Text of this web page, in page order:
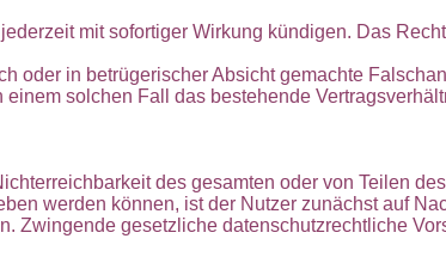
mit sofortiger Wirkung kündigen. Das
oder in betrügerischer Absicht gemachte
solchen Fall das bestehende
des gesamten oder von Teilen
werden können, ist der Nutzer zunächst auf
Zwingende gesetzliche datenschutzrechtliche